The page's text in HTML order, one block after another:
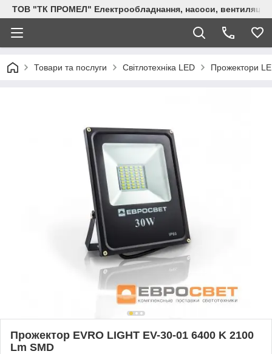
ТОВ "ТК ПРОМЕЛ" Електрообладнання, насоси, вентиляція,
Товари та послуги Світлотехніка LED Прожектори
Прожектор EVRO LIGHT EV-30-01 6400 K 2100
Lm SMD